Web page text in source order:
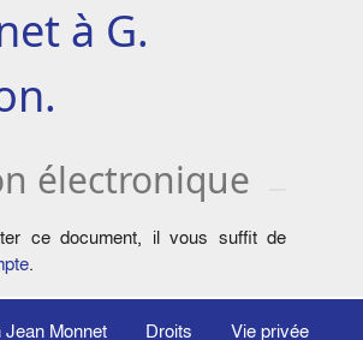
à G.
électronique
ce document, il vous suffit de
.
Jean Monnet Droits Vie privée